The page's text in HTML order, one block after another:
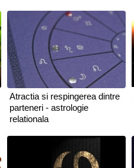
Atractia si respingerea dintre
parteneri - astrologie
relationala